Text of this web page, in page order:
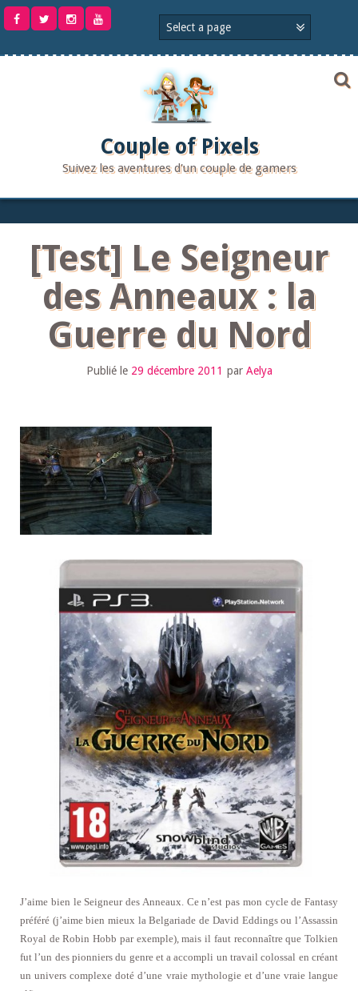
Aller
Couple of Pixels
Suivez les aventures d'un couple de gamers
[Test] Le Seigneur
des Anneaux : la
Guerre du Nord
Publié le 29 décembre 2011 par Aelya
J’aime bien le Seigneur des Anneaux. Ce n’est pas mon cycle de Fantasy
préféré (j’aime bien mieux la Belgariade de David Eddings ou l’Assassin
Royal de Robin Hobb par exemple), mais il faut reconnaître que Tolkien
fut l’un des pionniers du genre et a accompli un travail colossal en créant
un univers complexe doté d’une vraie mythologie et d’une vraie langue